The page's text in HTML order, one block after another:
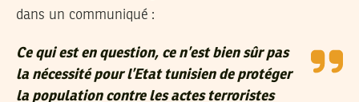
dans un communiqué :
Ce qui est en question, ce n’est bien sûr pas
la nécessité pour l’Etat tunisien de protéger
la population contre les actes terroristes